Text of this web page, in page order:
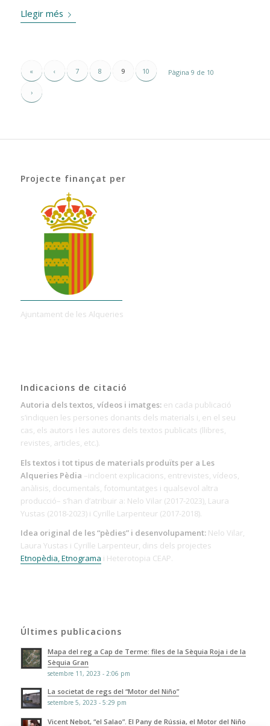
Llegir més
Pàgina 9 de 10
« ‹ 7 8 9 10
›
Projecte finançat per
Ajuntament de les Alqueries
Indicacions de citació
Autoria dels textos, vídeos i imatges:en cada publicació
s’indiquen les persones donants dels materials i, en el seu
cas, els autors i les autores dels textos publicats (llibres,
revistes, articles, etc.).
Els textos i tot tipus de materials produïts per a Les
Alqueries Pèdia –incloent explicacions, entrevistes, vídeos,
anàlisis, documentals, fotomuntatges i qualsevol altra
producció– s’han d’atribuir a: Nelo Vilar (2017-2023), Laura
Yustas (2018-2023) i Cyrille Larpenteur (2017-2018).
Idea original de les “pèdies” i desenvolupament:Nelo Vilar,
Laura Yustas i Cyrille Larpenteur, dins dels projectes
Etnopèdia, Etnograma i Heterotopia CEAP.
Últimes publicacions
Mapa del reg a Cap de Terme: files de la Sèquia Roja i de la
Sèquia Gran
setembre 11, 2023 - 2:06 pm
La societat de regs del “Motor del Niño”
setembre 5, 2023 - 5:29 pm
Vicent Nebot, “el Salao”. El Pany de Rússia, el Motor del Niño